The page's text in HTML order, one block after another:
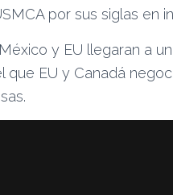
por sus siglas en
y EU llegaran a
que EU y Canadá